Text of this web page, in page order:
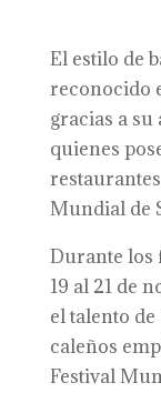
El estilo de
reconocido
gracias a
quienes
Mundial de
Durante los
19 al 21 de
el talento
caleños
Festival